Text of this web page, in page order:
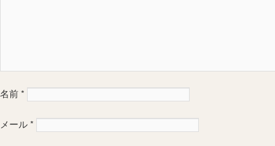
名前*
メール*